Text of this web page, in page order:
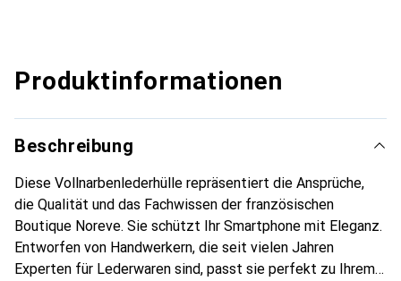
Produktinformationen
Beschreibung
Diese Vollnarbenlederhülle repräsentiert die Ansprüche,
die Qualität und das Fachwissen der französischen
Boutique Noreve. Sie schützt Ihr Smartphone mit Eleganz.
Entworfen von Handwerkern, die seit vielen Jahren
Experten für Lederwaren sind, passt sie perfekt zu Ihrem